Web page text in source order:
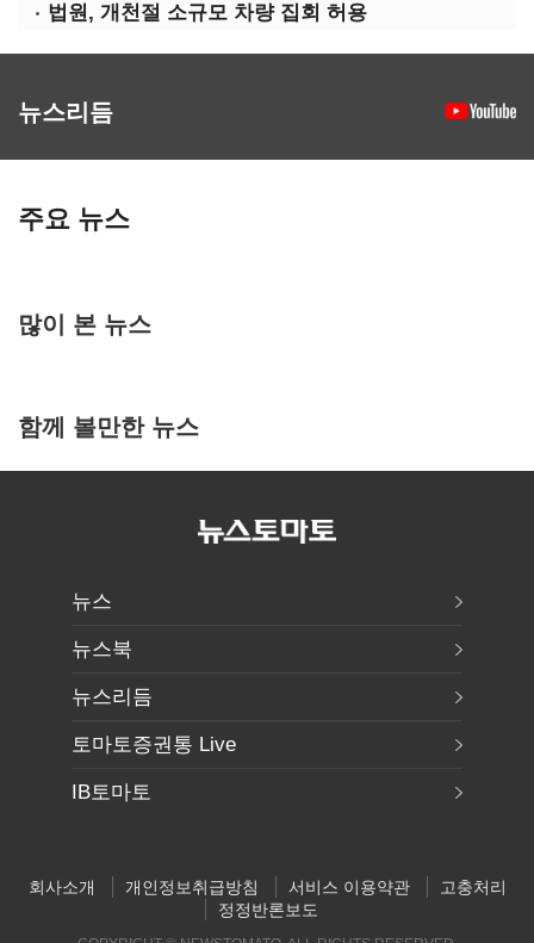
법원, 개천절 소규모 차량 집회 허용
뉴스리듬
주요 뉴스
많이 본 뉴스
함께 볼만한 뉴스
뉴스
뉴스북
뉴스리듬
토마토증권통 Live
IB토마토
회사소개 개인정보취급방침 서비스 이용약관
고충처리
정정반론보도